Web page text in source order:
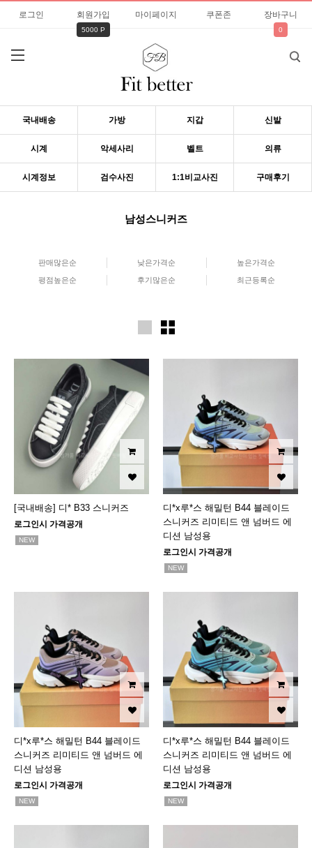
로그인 회원가입
5000 P
마이페이지 쿠폰존 장바구니
0
국내배송 가방 지갑 신발
시계 악세사리 벨트 의류
시계정보 검수사진 1:1비교사진 구매후기
남성스니커즈
판매많은순 낮은가격순 높은가격순
평점높은순 후기많은순 최근등록순
[국내배송] 디* B33 스니커즈
로그인시 가격공개
NEW
디*x루*스 해밀턴 B44 블레이드
스니커즈 리미티드 앤 넘버드 에
디션 남성용
로그인시 가격공개
NEW
디*x루*스 해밀턴 B44 블레이드
스니커즈 리미티드 앤 넘버드 에
디션 남성용
로그인시 가격공개
NEW
디*x루*스 해밀턴 B44 블레이드
스니커즈 리미티드 앤 넘버드 에
디션 남성용
로그인시 가격공개
NEW